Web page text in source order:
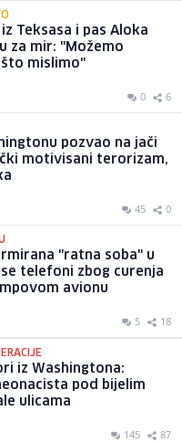
Teksasa i pas Aloka
za mir: "Možemo
što mislimo"
0 6
pozvao na jači
motivisani terorizam,
45 0
"ratna soba" u
telefoni zbog curenja
avionu
5 18
iz Washingtona:
pod bijelim
ulicama
145 87